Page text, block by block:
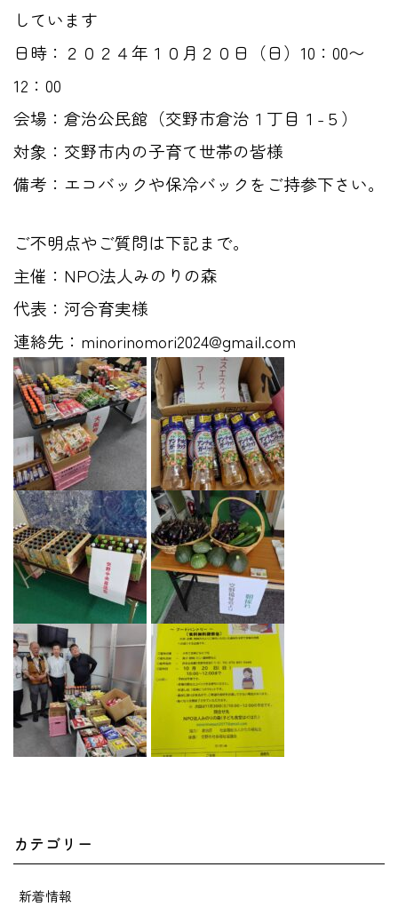
しています
日時：２０２４年１０月２０日（日）10：00〜
12：00
会場：倉治公民館（交野市倉治１丁目１-５）
対象：交野市内の子育て世帯の皆様
備考：エコバックや保冷バックをご持参下さい。
ご不明点やご質問は下記まで。
主催：NPO法人みのりの森
代表： 河合育実様
連絡先：minorinomori2024@gmail.com
カテゴリー
新着情報